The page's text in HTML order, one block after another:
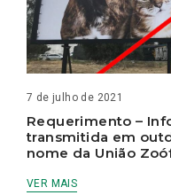
7 de julho de 2021
Requerimento –
transmitida em
nome da União
VER MAIS